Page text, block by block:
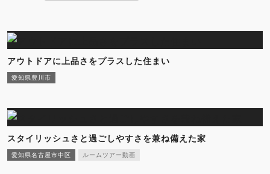
アウトドアに上品さをプラスした住まい
愛知県豊川市
スタイリッシュさと過ごしやすさを兼ね備えた家
愛知県名古屋市中区 ルームツアー動画